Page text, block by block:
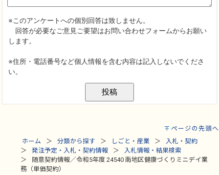
ページの先頭へ
ホーム
分類から探す しごと・産業
入札・契約
発注予定・入札・契約情報
入札情報・結果検索
随意契約情報／令和5年度 24540 南地区健康づくりミニデイ業
務（単価契約）